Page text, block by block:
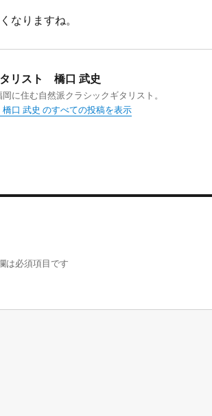
なりますね。
リスト 橋口 武史
に住む自然派クラシックギタリスト。
口 武史 のすべての投稿を表示
は必須項目です